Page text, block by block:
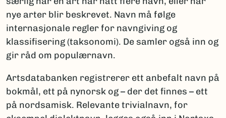
nye arter blir beskrevet. Navn må følge
internasjonale regler for navngiving og
klassifisering (taksonomi). De samler også inn og
gir råd om populærnavn.
Artsdatabanken registrerer ett anbefalt navn på
bokmål, ett på nynorsk og – der det finnes – ett
på nordsamisk. Relevante trivialnavn, for